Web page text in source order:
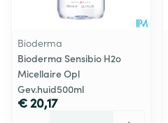
Bioderma
Bioderma Sensibio H2o
Micellaire Opl
Gev.huid500ml
€ 20,17